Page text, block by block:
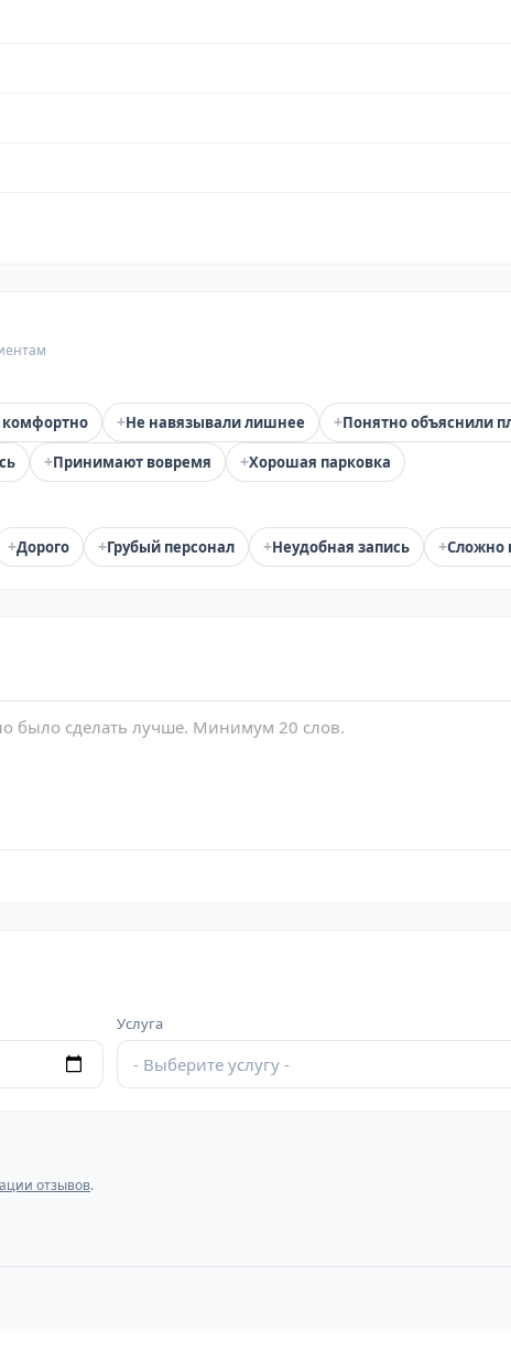
комфортно +Не навязывали лишнее +Понятно объяснили
+Принимают вовремя +Хорошая парковка
+Дорого +Грубый персонал +Неудобная запись +Сложно
Услуга
- Выберите услугу -
отзывов.